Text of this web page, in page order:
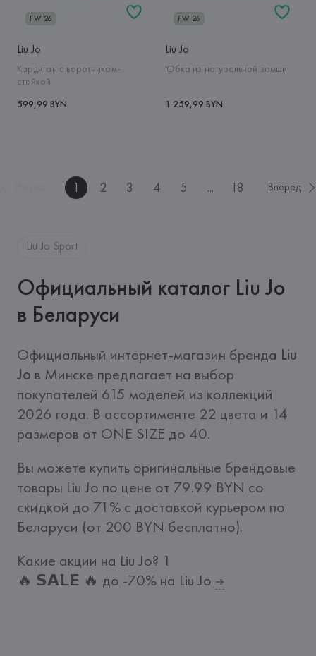
FW'26
Liu Jo
Кардиган с воротником-
стойкой
599,99 BYN
FW'26
Liu Jo
Юбка из натуральной замши
1 259,99 BYN
1 2 3 4 5 ... 18 Вперед
Liu Jo Sport
Официальный каталог Liu Jo
в Беларуси
Официальный интернет-магазин бренда Liu
Jo в Минске предлагает на выбор
покупателей 615 моделей из коллекций
2026 года. В ассортименте 22 цвета и 14
размеров от ONE SIZE до 40.
Вы можете купить оригинальные брендовые
товары Liu Jo по цене от 79.99 BYN со
скидкой до 71% c доставкой курьером по
Беларуси (от 200 BYN бесплатно).
Какие акции на Liu Jo? 1
🔥 𝗦𝗔𝗟𝗘 🔥 до -70% на Liu Jo ➔